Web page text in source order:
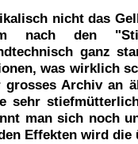
nicht das
nach den
ganz
was wirklich
grosses Archiv an
sehr
man sich noch
Effekten wird